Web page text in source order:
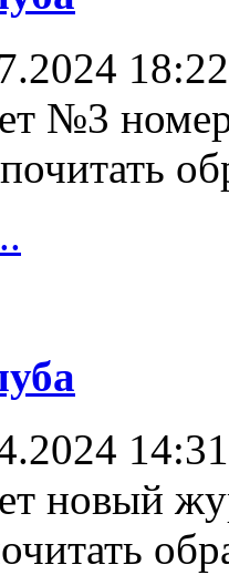
18:22
№3
14:31
новый